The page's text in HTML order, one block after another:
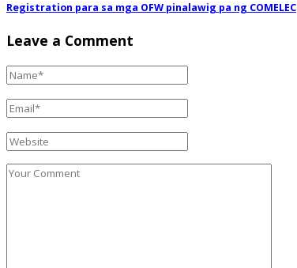
Registration para sa mga OFW pinalawig pa ng COMELEC
Leave a Comment